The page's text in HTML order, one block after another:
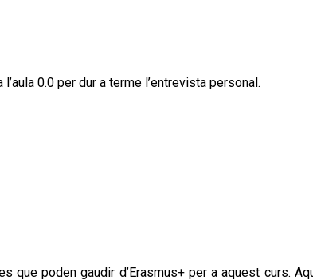
0.0 per dur a terme l’entrevista personal.
que poden gaudir d’Erasmus+ per a aquest curs.